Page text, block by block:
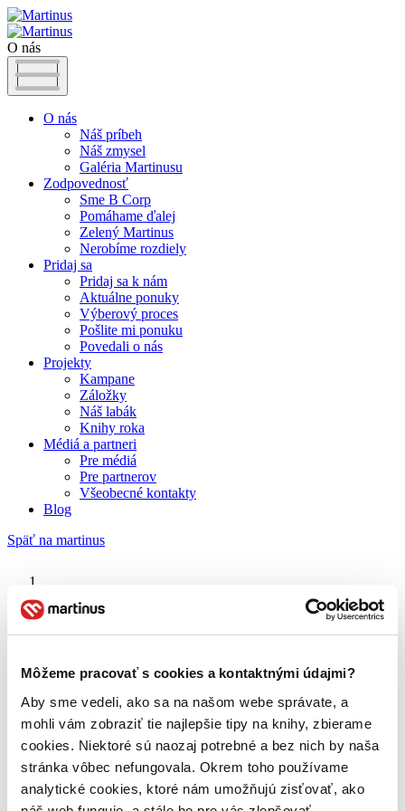
Môžeme pracovať s cookies a kontaktnými údajmi?
Aby sme vedeli, ako sa na našom webe správate, a
mohli vám zobraziť tie najlepšie tipy na knihy, zbierame
cookies. Niektoré sú naozaj potrebné a bez nich by naša
stránka vôbec nefungovala. Okrem toho používame
analytické cookies, ktoré nám umožňujú zisťovať, ako
O nás
O nás
Náš príbeh
Náš zmysel
Galéria Martinusu
Zodpovednosť
Sme B Corp
Pomáhame ďalej
Zelený Martinus
Nerobíme rozdiely
Pridaj sa
Pridaj sa k nám
Aktuálne ponuky
Výberový proces
Pošlite mi ponuku
Povedali o nás
Projekty
Kampane
Záložky
Náš labák
Knihy roka
Médiá a partneri
Pre médiá
Pre partnerov
Všeobecné kontakty
Blog
Späť na martinus
Knižný hrdina
O nás
Náš príbeh
Galéria Martinusu
Zodpovednosť
Sme B Corp